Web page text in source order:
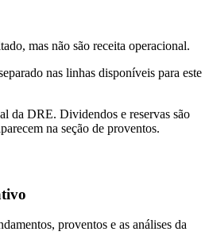
mas não são receita operacional.
nas linhas disponíveis para este
da DRE. Dividendos e reservas são
na seção de proventos.
proventos e as análises da